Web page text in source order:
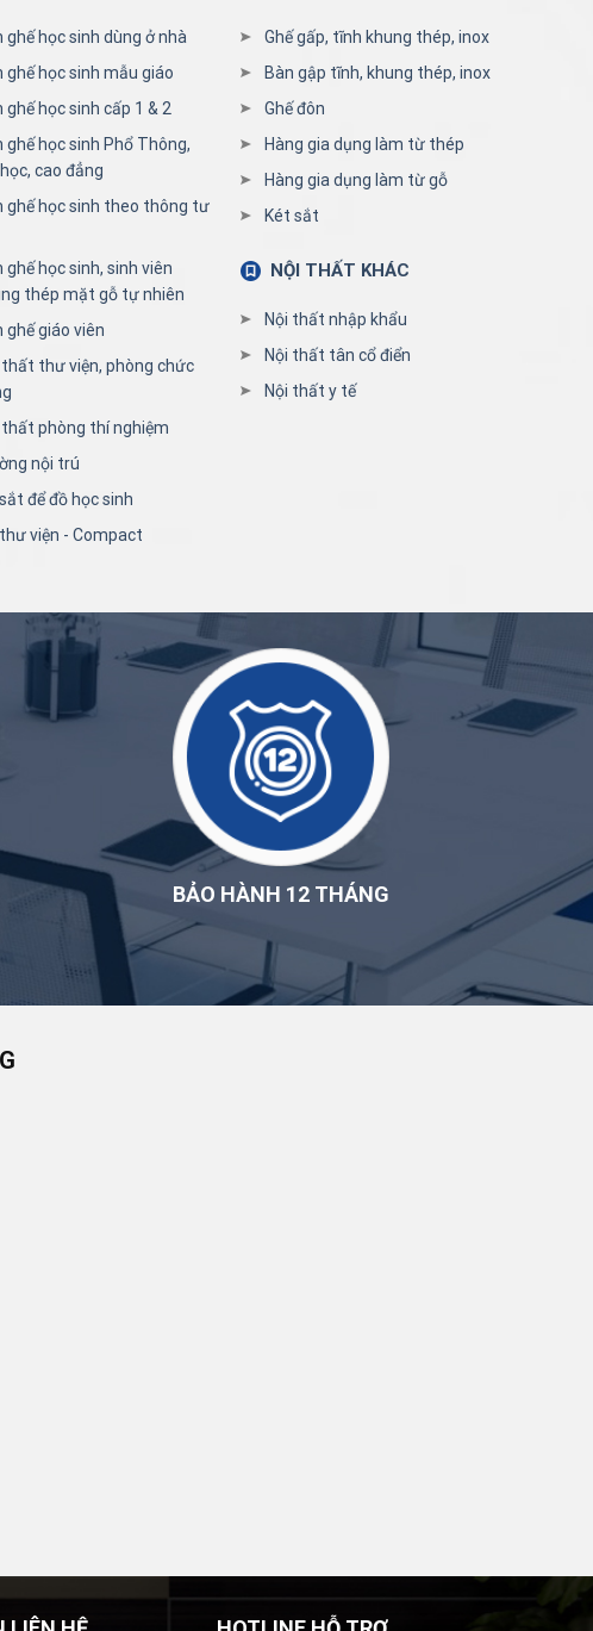
ghế học sinh dùng ở nhà
ghế học sinh mẫu giáo
ghế học sinh cấp 1 & 2
ghế học sinh Phổ Thông,
cao đẳng
ghế học sinh theo thông tư
ghế học sinh, sinh viên
thép mặt gỗ tự nhiên
ghế giáo viên
thất thư viện, phòng chức
thất phòng thí nghiệm
nội trú
để đồ học sinh
viện - Compact
Ghế gấp, tĩnh khung thép, inox
Bàn gập tĩnh, khung thép, inox
Ghế đôn
Hàng gia dụng làm từ thép
Hàng gia dụng làm từ gỗ
Két sắt
NỘI THẤT KHÁC
Nội thất nhập khẩu
Nội thất tân cổ điển
Nội thất y tế
BẢO HÀNH 12 THÁNG